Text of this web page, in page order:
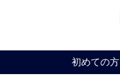
初めての方